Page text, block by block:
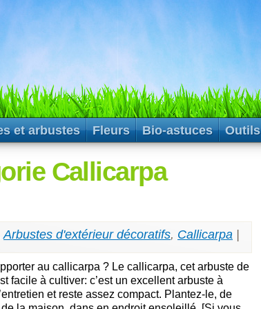
et arbustes Fleurs Bio-astuces Outils
Callicarpa
Arbustes d'extérieur décoratifs, Callicarpa
au callicarpa ? Le callicarpa, cet arbuste de
facile à cultiver: c’est un excellent arbuste à
et reste assez compact. Plantez-le, de